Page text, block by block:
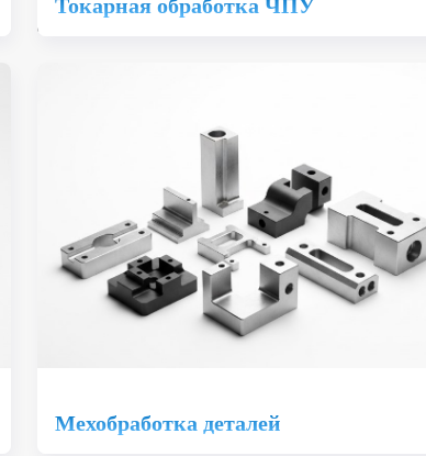
Токарная обработка ЧПУ
Мехобработка деталей